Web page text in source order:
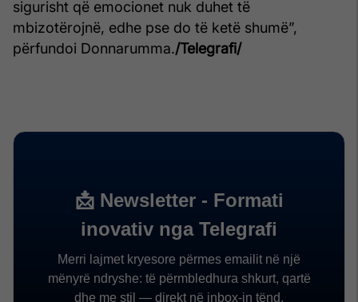
sigurisht që emocionet nuk duhet të
mbizotërojnë, edhe pse do të ketë shumë”,
përfundoi Donnarumma./Telegrafi/